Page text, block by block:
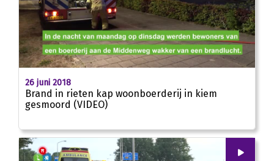
26 juni 2018
Brand in rieten kap woonboerderij in kiem
gesmoord (VIDEO)